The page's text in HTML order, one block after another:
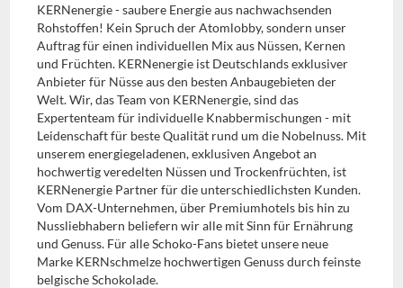
KERNenergie - saubere Energie aus nachwachsenden
Rohstoffen! Kein Spruch der Atomlobby, sondern unser
Auftrag für einen individuellen Mix aus Nüssen, Kernen
und Früchten. KERNenergie ist Deutschlands exklusiver
Anbieter für Nüsse aus den besten Anbaugebieten der
Welt. Wir, das Team von KERNenergie, sind das
Expertenteam für individuelle Knabbermischungen - mit
Leidenschaft für beste Qualität rund um die Nobelnuss. Mit
unserem energiegeladenen, exklusiven Angebot an
hochwertig veredelten Nüssen und Trockenfrüchten, ist
KERNenergie Partner für die unterschiedlichsten Kunden.
Vom DAX-Unternehmen, über Premiumhotels bis hin zu
Nussliebhabern beliefern wir alle mit Sinn für Ernährung
und Genuss. Für alle Schoko-Fans bietet unsere neue
Marke KERNschmelze hochwertigen Genuss durch feinste
belgische Schokolade.